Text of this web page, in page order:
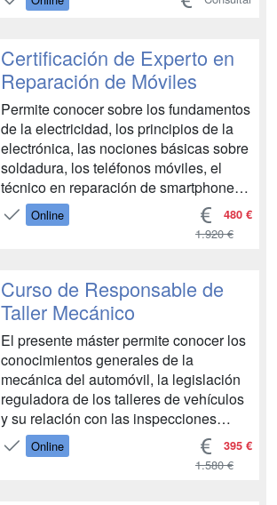
El Curso de Mecánica de Motos de
perspectiva global del sector
automotriz. Aprenderás sobre la
reparación,...
Certificación de Experto en
Reparación de Móviles
Permite conocer sobre los fundamentos
de la electricidad, los principios de la
electrónica, las nociones básicas sobre
soldadura, los teléfonos móviles, el
técnico en reparación de smartphones,
el hardware de los smartphones, el
software de los smartphones, las
hardware, la repar...
Online 480 €
1.920 €
Curso de Responsable de
Taller Mecánico
El presente máster permite conocer los
conocimientos generales de la
mecánica del automóvil, la legislación
reguladora de los talleres de vehículos
y su relación con las inspecciones
técnicas de vehículos; además de las
obligaciones de los talleres en materia
Online 395 €
1.580 €